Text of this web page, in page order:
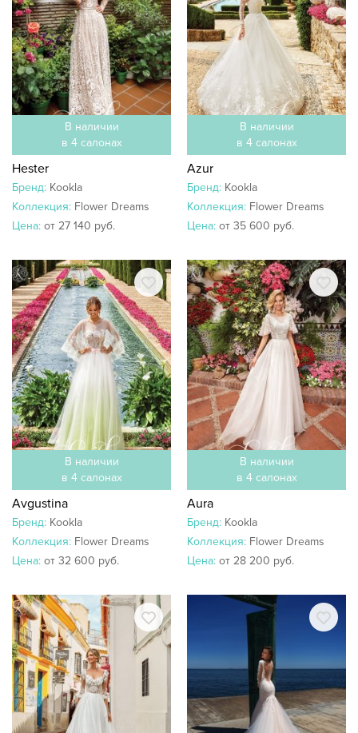
В наличии
в 4 салонах
Hester
Бренд: Kookla
Коллекция: Flower Dreams
Цена: от 27 140 руб.
В наличии
в 4 салонах
Azur
Бренд: Kookla
Коллекция: Flower Dreams
Цена: от 35 600 руб.
В наличии
в 4 салонах
Avgustina
Бренд: Kookla
Коллекция: Flower Dreams
Цена: от 32 600 руб.
В наличии
в 4 салонах
Aura
Бренд: Kookla
Коллекция: Flower Dreams
Цена: от 28 200 руб.